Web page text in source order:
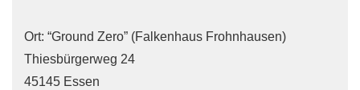
Ort: “Ground Zero” (Falkenhaus Frohnhausen)
Thiesbürgerweg 24
45145 Essen